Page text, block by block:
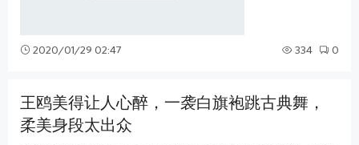
2020/01/29 02:47 334 0
王鸥美得让人心醉，一袭白旗袍跳古典舞，
柔美身段太出众